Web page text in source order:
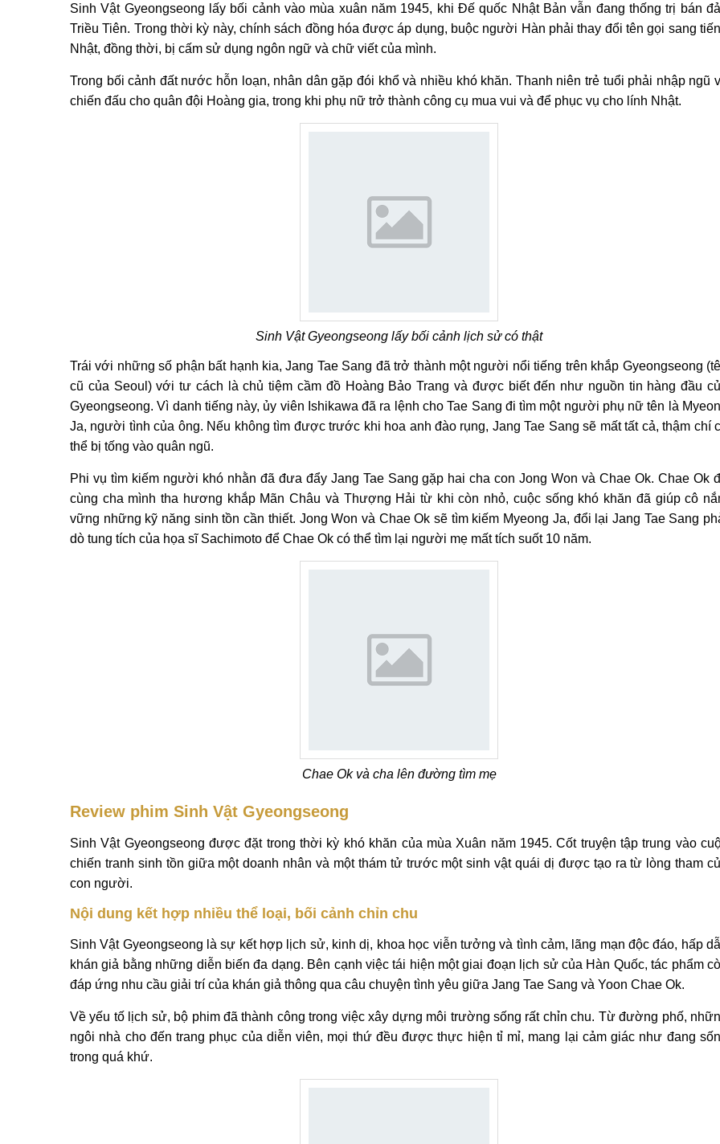
Sinh Vật Gyeongseong lấy bối cảnh vào mùa xuân năm 1945, khi Đế quốc Nhật Bản vẫn đang thống trị bán
Triều Tiên. Trong thời kỳ này, chính sách đồng hóa được áp dụng, buộc người Hàn phải thay đổi tên gọi sang
Nhật, đồng thời, bị cấm sử dụng ngôn ngữ và chữ viết của mình.
Trong bối cảnh đất nước hỗn loạn, nhân dân gặp đói khổ và nhiều khó khăn. Thanh niên trẻ tuổi phải nhập ngũ
chiến đấu cho quân đội Hoàng gia, trong khi phụ nữ trở thành công cụ mua vui và để phục vụ cho lính Nhật.
Sinh Vật Gyeongseong lấy bối cảnh lịch sử có thật
Trái với những số phận bất hạnh kia, Jang Tae Sang đã trở thành một người nổi tiếng trên khắp Gyeongseong
cũ của Seoul) với tư cách là chủ tiệm cầm đồ Hoàng Bảo Trang và được biết đến như nguồn tin hàng đầu
Gyeongseong. Vì danh tiếng này, ủy viên Ishikawa đã ra lệnh cho Tae Sang đi tìm một người phụ nữ tên là
Ja, người tình của ông. Nếu không tìm được trước khi hoa anh đào rụng, Jang Tae Sang sẽ mất tất cả, thậm chí
thể bị tống vào quân ngũ.
Phi vụ tìm kiếm người khó nhằn đã đưa đẩy Jang Tae Sang gặp hai cha con Jong Won và Chae Ok. Chae Ok
cùng cha mình tha hương khắp Mãn Châu và Thượng Hải từ khi còn nhỏ, cuộc sống khó khăn đã giúp cô
vững những kỹ năng sinh tồn cần thiết. Jong Won và Chae Ok sẽ tìm kiếm Myeong Ja, đổi lại Jang Tae Sang
dò tung tích của họa sĩ Sachimoto để Chae Ok có thể tìm lại người mẹ mất tích suốt 10 năm.
Chae Ok và cha lên đường tìm mẹ
Review phim Sinh Vật Gyeongseong
Sinh Vật Gyeongseong được đặt trong thời kỳ khó khăn của mùa Xuân năm 1945. Cốt truyện tập trung vào
chiến tranh sinh tồn giữa một doanh nhân và một thám tử trước một sinh vật quái dị được tạo ra từ lòng tham
con người.
Nội dung kết hợp nhiều thể loại, bối cảnh chỉn chu
Sinh Vật Gyeongseong là sự kết hợp lịch sử, kinh dị, khoa học viễn tưởng và tình cảm, lãng mạn độc đáo, hấp
khán giả bằng những diễn biến đa dạng. Bên cạnh việc tái hiện một giai đoạn lịch sử của Hàn Quốc, tác phẩm
đáp ứng nhu cầu giải trí của khán giả thông qua câu chuyện tình yêu giữa Jang Tae Sang và Yoon Chae Ok.
Về yếu tố lịch sử, bộ phim đã thành công trong việc xây dựng môi trường sống rất chỉn chu. Từ đường phố,
ngôi nhà cho đến trang phục của diễn viên, mọi thứ đều được thực hiện tỉ mỉ, mang lại cảm giác như đang
trong quá khứ.